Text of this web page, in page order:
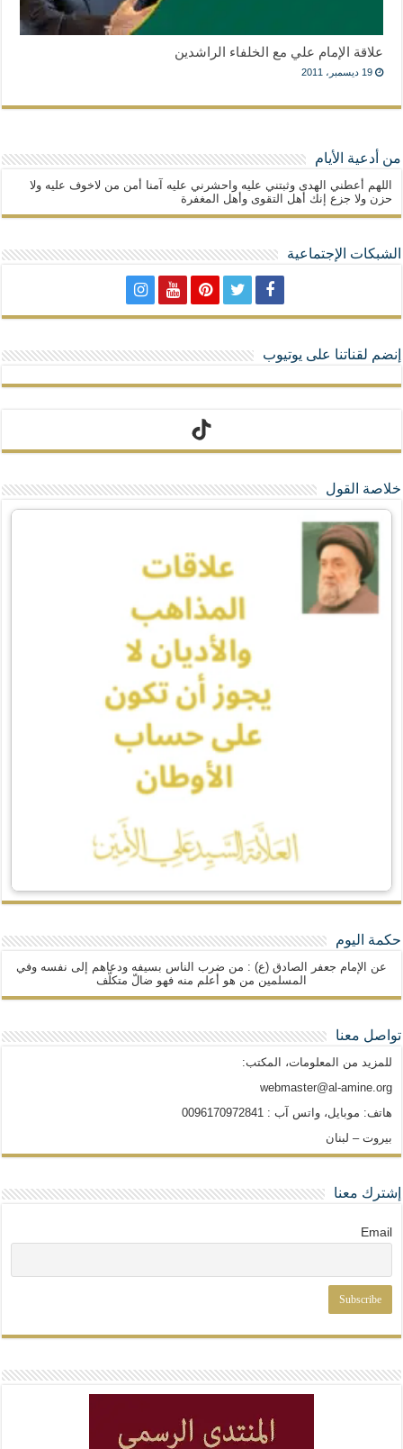
علاقة الإمام علي مع الخلفاء الراشدين
19 ديسمبر، 2011
من أدعية الأيام
اللهم أعطني الهدى وثبتني عليه واحشرني عليه آمنا أمن من لاخوف عليه ولا
حزن ولا جزع إنك أهل التقوى وأهل المغفرة
الشبكات الإجتماعية
إنضم لقناتنا على يوتيوب
تيك توك
خلاصة القول
حكمة اليوم
عن الإمام جعفر الصادق (ع) : من ضرب الناس بسيفه ودعاهم إلى نفسه وفي
المسلمين من هو أعلم منه فهو ضالّ متكلّف
تواصل معنا
للمزيد من المعلومات، المكتب:
webmaster@al-amine.org
هاتف: موبايل، واتس آب : 0096170972841
بيروت – لبنان
إشترك معنا
Email